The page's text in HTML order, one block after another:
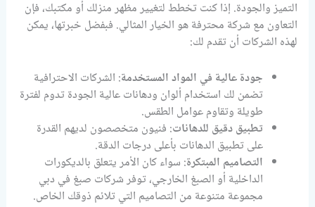
التميز والجودة. إذا كنت تخطط لتغيير مظهر منزلك أو مكتبك، فإن
التعاون مع شركة محترفة هو الخيار المثالي. فبفضل خبرتها، يمكن
لهذه الشركات أن تقدم لك:
جودة عالية في المواد المستخدمة: الشركات الاحترافية
تضمن لك استخدام ألوان ودهانات عالية الجودة تدوم لفترة
طويلة وتقاوم عوامل الطقس.
تطبيق دقيق للدهانات: فنيون متخصصون لديهم القدرة
على تطبيق الدهانات بأعلى درجات الدقة.
التصاميم المبتكرة: سواء كان الأمر يتعلق بالديكورات
الداخلية أو الصبغ الخارجي، توفر شركات صبغ في دبي
مجموعة متنوعة من التصاميم التي تلائم ذوقك الخاص.